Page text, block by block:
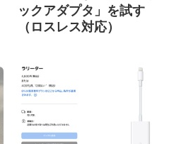
ックアダプタ」を試す
（ロスレス対応）